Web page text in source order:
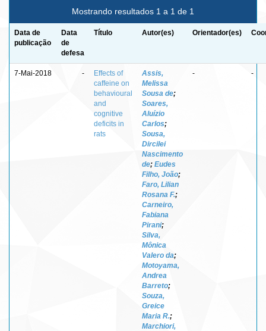
Mostrando resultados 1 a 1 de 1
Data de
publicação
Data
de
defesa
Título Autor(es) Orientador(es)
7-Mai-2018 -
Effects of
caffeine on
behavioural
and
cognitive
deficits in
rats
Assis,
Melissa
Sousa de;
Soares,
Aluízio
Carlos;
Sousa,
Dircilei
Nascimento
de; Eudes
Filho, João;
Faro, Lilian
Rosana F.;
Carneiro,
Fabiana
Pirani;
Silva,
Mônica
Valero da;
Motoyama,
Andrea
Barreto;
Souza,
Greice
Maria R.;
Marchiori,
- -